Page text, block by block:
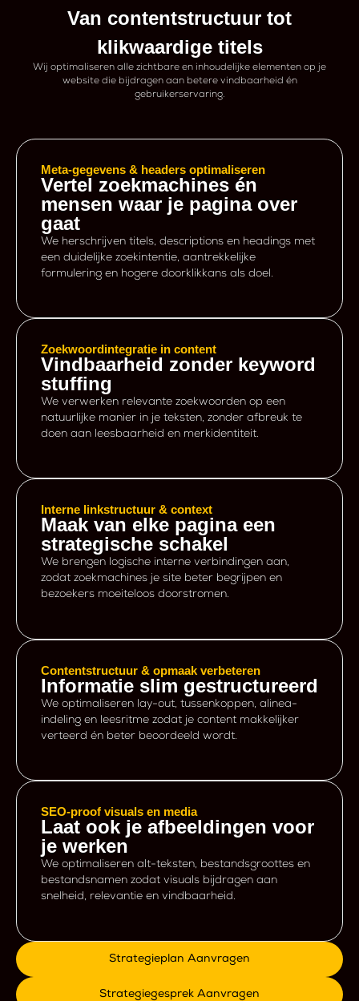
Van contentstructuur tot
klikwaardige titels
Wij optimaliseren alle zichtbare en inhoudelijke elementen op je
website die bijdragen aan betere vindbaarheid én
gebruikerservaring.
Meta-gegevens & headers optimaliseren
Vertel zoekmachines én
mensen waar je pagina over
gaat
We herschrijven titels, descriptions en headings met
een duidelijke zoekintentie, aantrekkelijke
formulering en hogere doorklikkans als doel.
Zoekwoordintegratie in content
Vindbaarheid zonder keyword
stuffing
We verwerken relevante zoekwoorden op een
natuurlijke manier in je teksten, zonder afbreuk te
doen aan leesbaarheid en merkidentiteit.
Interne linkstructuur & context
Maak van elke pagina een
strategische schakel
We brengen logische interne verbindingen aan,
zodat zoekmachines je site beter begrijpen en
bezoekers moeiteloos doorstromen.
Contentstructuur & opmaak verbeteren
Informatie slim gestructureerd
We optimaliseren lay-out, tussenkoppen, alinea-
indeling en leesritme zodat je content makkelijker
verteerd én beter beoordeeld wordt.
SEO-proof visuals en media
Laat ook je afbeeldingen voor
je werken
We optimaliseren alt-teksten, bestandsgroottes en
bestandsnamen zodat visuals bijdragen aan
snelheid, relevantie en vindbaarheid.
Strategieplan Aanvragen
Strategiegesprek Aanvragen